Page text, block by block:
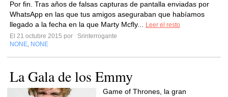
Por fin. Tras años de falsas capturas de pantalla enviadas por
WhatsApp en las que tus amigos aseguraban que habíamos
llegado a la fecha en la que Marty Mcfly...
Leer el resto
El 21 octubre 2015 por
Srinterrogante
NONE NONE
La Gala de los Emmy
Game of Thrones, la gran